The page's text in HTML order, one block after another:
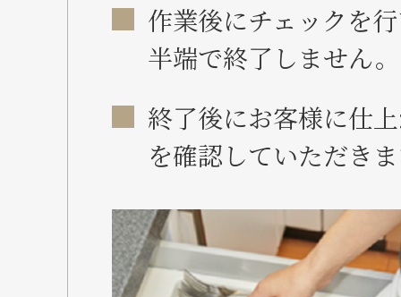
作業後にチェックを
半端で終了しません。
終了後にお客様に仕
を確認していただき